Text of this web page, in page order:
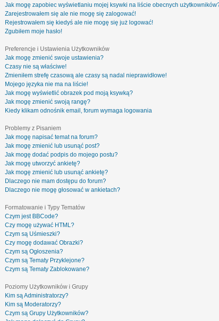
Jak mogę zapobiec wyświetlaniu mojej ksywki na liście obecnych
Zarejestrowałem się ale nie mogę się zalogować!
Rejestrowałem się kiedyś ale nie mogę się już logować!
Zgubiłem moje hasło!
Preferencje i Ustawienia Użytkowników
Jak mogę zmienić swoje ustawienia?
Czasy nie są właściwe!
Zmieniłem strefę czasową ale czasy są nadal nieprawidłowe!
Mojego języka nie ma na liście!
Jak mogę wyświetlić obrazek pod moją ksywką?
Jak mogę zmienić swoją rangę?
Kiedy klikam odnośnik email, forum wymaga logowania
Problemy z Pisaniem
Jak mogę napisać temat na forum?
Jak mogę zmienić lub usunąć post?
Jak mogę dodać podpis do mojego postu?
Jak mogę utworzyć ankietę?
Jak mogę zmienić lub usunąć ankietę?
Dlaczego nie mam dostępu do forum?
Dlaczego nie mogę głosować w ankietach?
Formatowanie i Typy Tematów
Czym jest BBCode?
Czy mogę używać HTML?
Czym są Uśmieszki?
Czy mogę dodawać Obrazki?
Czym są Ogłoszenia?
Czym są Tematy Przyklejone?
Czym są Tematy Zablokowane?
Poziomy Użytkowników i Grupy
Kim są Administratorzy?
Kim są Moderatorzy?
Czym są Grupy Użytkowników?